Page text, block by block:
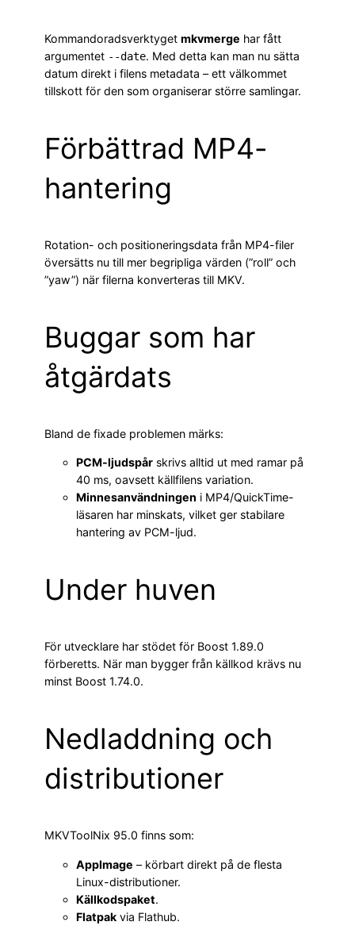
Kommandoradsverktyget mkvmerge har fått
argumentet --date. Med detta kan man nu sätta
datum direkt i filens metadata – ett välkommet
tillskott för den som organiserar större samlingar.
Förbättrad MP4-
hantering
Rotation- och positioneringsdata från MP4-filer
översätts nu till mer begripliga värden (”roll” och
”yaw”) när filerna konverteras till MKV.
Buggar som har
åtgärdats
Bland de fixade problemen märks:
PCM-ljudspår skrivs alltid ut med ramar på
40 ms, oavsett källfilens variation.
Minnesanvändningen i MP4/QuickTime-
läsaren har minskats, vilket ger stabilare
hantering av PCM-ljud.
Under huven
För utvecklare har stödet för Boost 1.89.0
förberetts. När man bygger från källkod krävs nu
minst Boost 1.74.0.
Nedladdning och
distributioner
MKVToolNix 95.0 finns som:
AppImage – körbart direkt på de flesta
Linux-distributioner.
Källkodspaket.
Flatpak via Flathub.